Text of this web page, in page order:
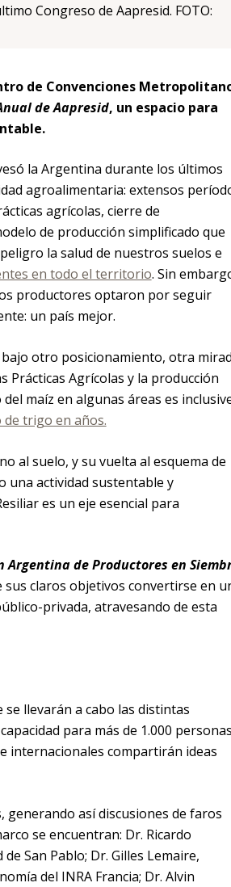
Congreso de Aapresid. FOTO:
de Convenciones
de Aapresid, un espacio para
la Argentina durante los últimos
agroalimentaria: extensos
agrícolas, cierre de
de producción simplificado que
la salud de nuestros suelos e
en todo el territorio. Sin
productores optaron por seguir
un país mejor.
otro posicionamiento, otra
Prácticas Agrícolas y la producción
maíz en algunas áreas es
trigo en años.
al suelo, y su vuelta al esquema de
una actividad sustentable y
es un eje esencial para
Argentina de Productores en
claros objetivos convertirse en
privada, atravesando de esta
llevarán a cabo las distintas
para más de 1.000 personas
internacionales compartirán ideas
generando así discusiones de faros
se encuentran: Dr. Ricardo
San Pablo; Dr. Gilles Lemaire,
del INRA Francia; Dr. Alvin